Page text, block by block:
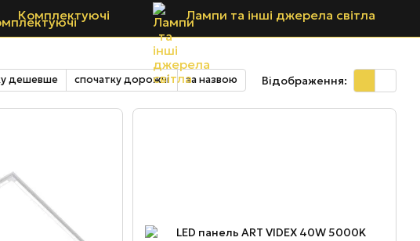
Комплектуючі Лампи та інші джерела світла
дешевше спочатку дорожчі за назвою Відображення: